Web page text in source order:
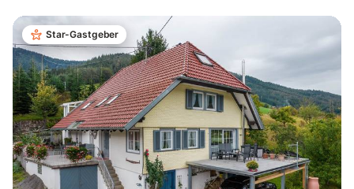
Star-Gastgeber